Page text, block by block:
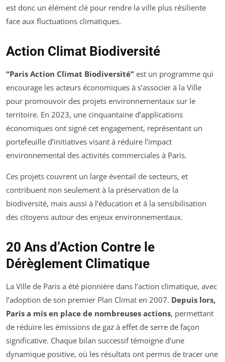
est donc un élément clé pour rendre la ville plus résiliente
face aux fluctuations climatiques.
Action Climat Biodiversité
“Paris Action Climat Biodiversité” est un programme qui
encourage les acteurs économiques à s’associer à la Ville
pour promouvoir des projets environnementaux sur le
territoire. En 2023, une cinquantaine d’applications
économiques ont signé cet engagement, représentant un
portefeuille d’initiatives visant à réduire l’impact
environnemental des activités commerciales à Paris.
Ces projets couvrent un large éventail de secteurs, et
contribuent non seulement à la préservation de la
biodiversité, mais aussi à l’éducation et à la sensibilisation
des citoyens autour des enjeux environnementaux.
20 Ans d’Action Contre le
Dérèglement Climatique
La Ville de Paris a été pionnière dans l’action climatique, avec
l’adoption de son premier Plan Climat en 2007. Depuis lors,
Paris a mis en place de nombreuses actions, permettant
de réduire les émissions de gaz à effet de serre de façon
significative. Chaque bilan successif témoigne d’une
dynamique positive, où les résultats ont permis de tracer une